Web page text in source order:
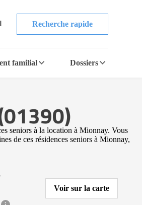
Recherche rapide
familial Dossiers
seniors à la location à Mionnay. Vous
de ces résidences seniors à Mionnay,
Voir sur la carte